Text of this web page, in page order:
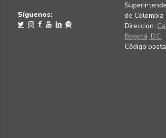
Síguenos:
de Colombia
Dirección:
Bogotá, D.C.
Código